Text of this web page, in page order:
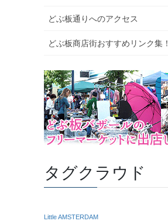
どぶ板通りへのアクセス
どぶ板商店街おすすめリンク集！
タグクラウド
Little AMSTERDAM